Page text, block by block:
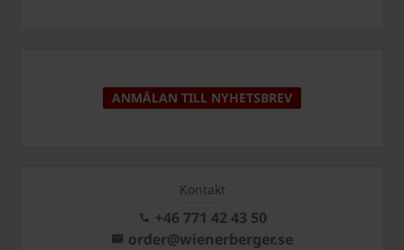
ANMÄLAN TILL NYHETSBREV
Kontakt
+46 771 42 43 50
order@wienerberger.se